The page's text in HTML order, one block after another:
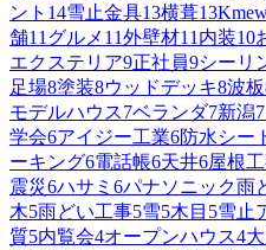
ント 14雪止金具13横葺13
舗11 グルメ 11外壁材11 内装10
エクステリア9正社員9シーリ
足場8塗装8ウッドデッキ8波板
モデルハウス7ベランダ7新潟7
学会6アイジー工業6防水シー
ーキング6電話帳6天井6屋根
震災6ハサミ 6パナソニック雨
木5雨どい工事5雪5木目 5雪止
質5内覧会4オープンハウス4